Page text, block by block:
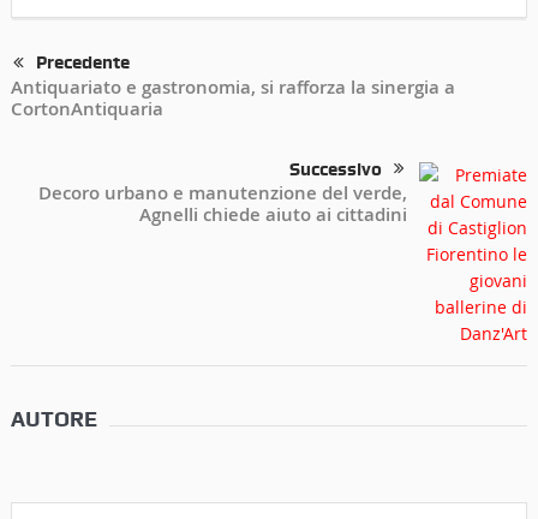
Precedente
Antiquariato e gastronomia, si rafforza la sinergia a
CortonAntiquaria
Successivo
Decoro urbano e manutenzione del verde,
Agnelli chiede aiuto ai cittadini
AUTORE